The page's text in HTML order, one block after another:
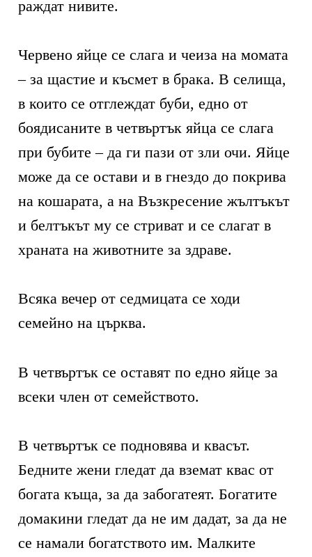
раждат нивите.
Червено яйце се слага и чеиза на момата
– за щастие и късмет в брака. В селища,
в които се отглеждат буби, едно от
боядисаните в четвъртък яйца се слага
при бубите – да ги пази от зли очи. Яйце
може да се остави и в гнездо до покрива
на кошарата, а на Възкресение жълтъкът
и белтъкът му се стриват и се слагат в
храната на животните за здраве.
Всяка вечер от седмицата се ходи
семейно на църква.
В четвъртък се оставят по едно яйце за
всеки член от семейството.
В четвъртък се подновява и квасът.
Бедните жени гледат да вземат квас от
богата къща, за да забогатеят. Богатите
домакини гледат да не им дадат, за да не
се намали богатството им. Малките